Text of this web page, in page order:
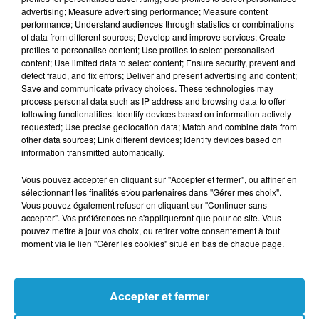
attendu à la pointe de l'attaque, soutenu par
un trio de feu où la jeunesse de Désiré Doué
et de Michael Olise pourrait accompagner la
vitesse d'Ousmane Dembélé. Côté
sénégalais, l'inoxydable Sadio Mané et
l'attaquant de Chelsea Nicolas Jackson
mèneront la charge.
La composition probable de la France :
Maignan – Koundé, Saliba, Upamecano, T.
Hernandez – Tchouaméni, Rabiot – Olise,
Dembélé, Doué – Mbappé.
SUR QUELLES CHAÎNES ?
Pour ce premier rendez-vous des Bleus, les
téléspectateurs français auront le choix entre
advertising; Measure advertising performance; Measure content
performance; Understand audiences through statistics or combinations
of data from different sources; Develop and improve services; Create
profiles to personalise content; Use profiles to select personalised
content; Use limited data to select content; Ensure security, prevent and
detect fraud, and fix errors; Deliver and present advertising and content;
Save and communicate privacy choices. These technologies may
process personal data such as IP address and browsing data to offer
following functionalities: Identify devices based on information actively
requested; Use precise geolocation data; Match and combine data from
other data sources; Link different devices; Identify devices based on
information transmitted automatically.
Vous pouvez accepter en cliquant sur "Accepter et fermer", ou affiner en
sélectionnant les finalités et/ou partenaires dans "Gérer mes choix".
Vous pouvez également refuser en cliquant sur "Continuer sans
accepter". Vos préférences ne s'appliqueront que pour ce site. Vous
pouvez mettre à jour vos choix, ou retirer votre consentement à tout
moment via le lien "Gérer les cookies" situé en bas de chaque page.
Accepter et fermer